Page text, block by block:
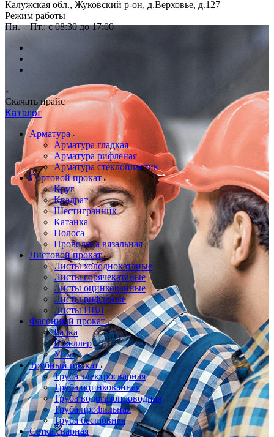
Калужская обл., Жуковский р-он, д.Верховье, д.127
Режим работы
Пн. – Пт.: с 08:30 до 17:00
Скачать прайс
Каталог
Арматура
Арматура гладкая
Арматура рифленая
Арматура стеклопластик
Сортовой прокат
Круг
Квадрат
Шестигранник
Катанка
Полоса
Проволока вязальная
Листовой прокат
Листы холоднокатаные
Листы горячекатаные
Листы оцинкованные
Листы рифленые
Листы ПВЛ
Фасонный прокат
Балка
Швеллер
Угол
Трубный прокат
Труба электросварная
Труба оцинкованная
Труба водогазопроводная
Труба профильная
Труба бесшовная
Сетка сварная